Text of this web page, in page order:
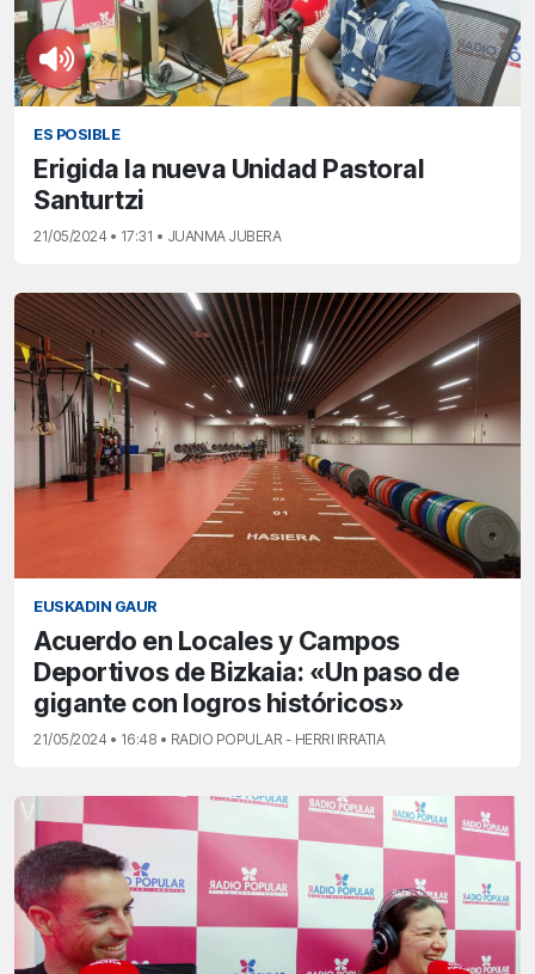
ES POSIBLE
Erigida la nueva Unidad Pastoral
Santurtzi
21/05/2024 • 17:31 • JUANMA JUBERA
EUSKADIN GAUR
Acuerdo en Locales y Campos
Deportivos de Bizkaia: «Un paso de
gigante con logros históricos»
21/05/2024 • 16:48 • RADIO POPULAR - HERRI IRRATIA